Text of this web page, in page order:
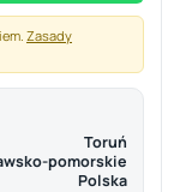
Zasady
Toruń
pomorskie
Polska